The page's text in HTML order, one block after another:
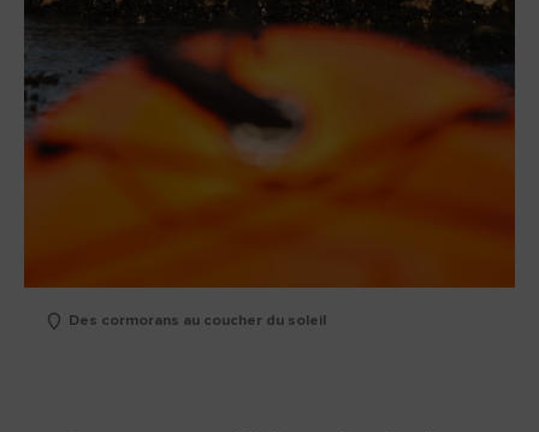
Des cormorans au coucher du soleil